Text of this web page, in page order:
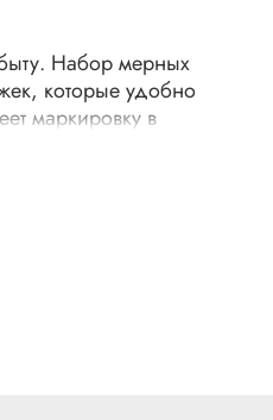
Набор мерных
которые удобно
маркировку в
обеспечивает
продукта. Ложки